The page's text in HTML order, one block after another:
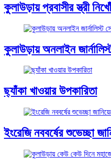
কুলাউড়ায় প্রবাসীর স্ত্রী
কুলাউড়ায় অনলাইন জার্নালিস্ট
ছ্যাঁকা খাওয়ার উপকারিতা
ইংরেজি নববর্ষের শুভেচ্ছা